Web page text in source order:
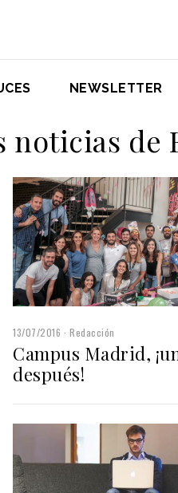
NEWSLETTER
noticias de
13/07/2016 Redacción
Campus Madrid,
después!